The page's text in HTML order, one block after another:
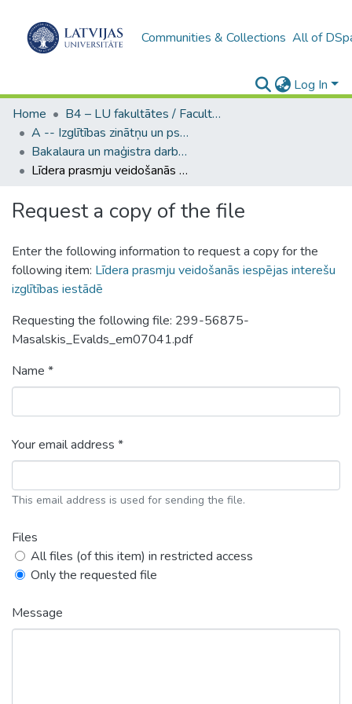
Communities & Collections All of
Log In
Home
B4 – LU fakultātes / Faculties of the UL
A -- Izglītības zinātņu un psiholoģijas fakultāte / Faculty of Education Sciences and Psychology
Bakalaura un maģistra darbi (PPMF) / Bachelor's and Master's theses
Līdera prasmju veidošanās iespējas interešu izglītības iestādē
Request a copy of the file
Enter the following information to request a copy for the
following item: Līdera prasmju veidošanās iespējas interešu
izglītības iestādē
Requesting the following file: 299-56875-
Masalskis_Evalds_em07041.pdf
Name *
Your email address *
This email address is used for sending the file.
Files
All files (of this item) in restricted access
Only the requested file
Message